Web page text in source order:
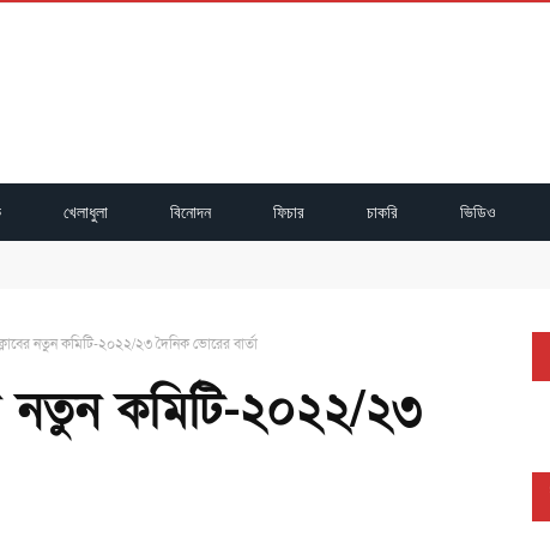
খেলাধুলা বিনোদন ফিচার চাকরি ভিডিও
নতুন কমিটি-২০২২/২৩ দৈনিক ভোরের বার্তা
নতুন কমিটি-২০২২/২৩